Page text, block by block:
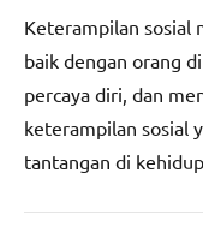
Keterampilan sosial
baik dengan orang
percaya diri, dan
keterampilan sosial
tantangan di